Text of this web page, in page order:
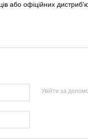
або офіційних
Увійти за